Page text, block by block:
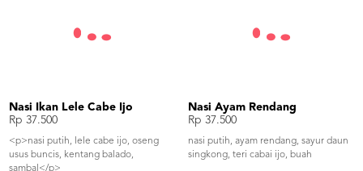
Nasi Ikan Lele Cabe Ijo
Rp 37.500
<p>nasi putih, lele cabe ijo, oseng
usus buncis, kentang balado,
sambal</p>
Nasi Ayam Rendang
Rp 37.500
nasi putih, ayam rendang, sayur daun
singkong, teri cabai ijo, buah